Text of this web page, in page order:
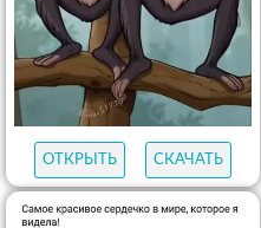
ОТКРЫТЬ СКАЧАТЬ